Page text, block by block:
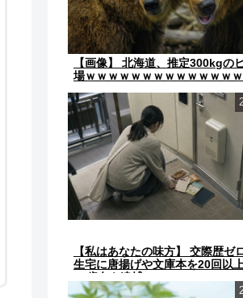
【画像】 北海道、推定300kgの
場ｗｗｗｗｗｗｗｗｗｗｗｗｗ
【私はあなたの味方】 交際歴ゼ
生宅に唐揚げや文庫本を20回以